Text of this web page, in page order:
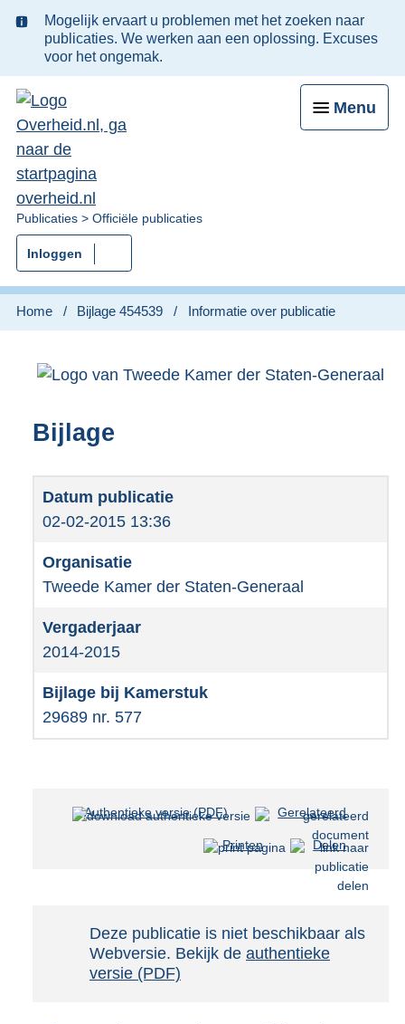
Ter
informatie:
Mogelijk ervaart u problemen met het zoeken naar
publicaties. We werken aan een oplossing. Excuses
voor het ongemak.
Menu
U
bent
nu
hier:
Publicaties Officiële publicaties
Inloggen
Home Bijlage 454539 Informatie over publicatie
Bijlage
02-02-2015 13:36
Tweede Kamer der Staten-Generaal
2014-2015
29689 nr. 577
Authentieke versie (PDF)b
s
d
s
Gerelateerd
Printen Delen
Notificatie:
Deze publicatie is niet beschikbaar als
Webversie. Bekijk de authentieke
versie (PDF)